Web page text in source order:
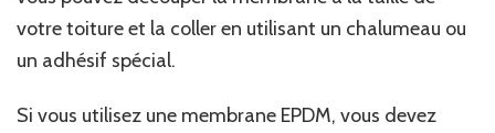
votre toiture et la coller en utilisant un chalumeau ou
un adhésif spécial.
Si vous utilisez une membrane EPDM, vous devez